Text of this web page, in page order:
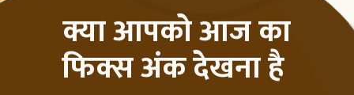
क्या आपको आज का
फिक्स अंक देखना है